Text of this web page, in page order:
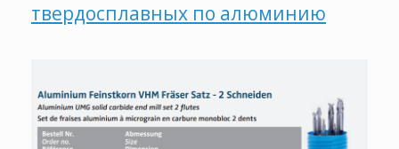
твердосплавных по алюминию